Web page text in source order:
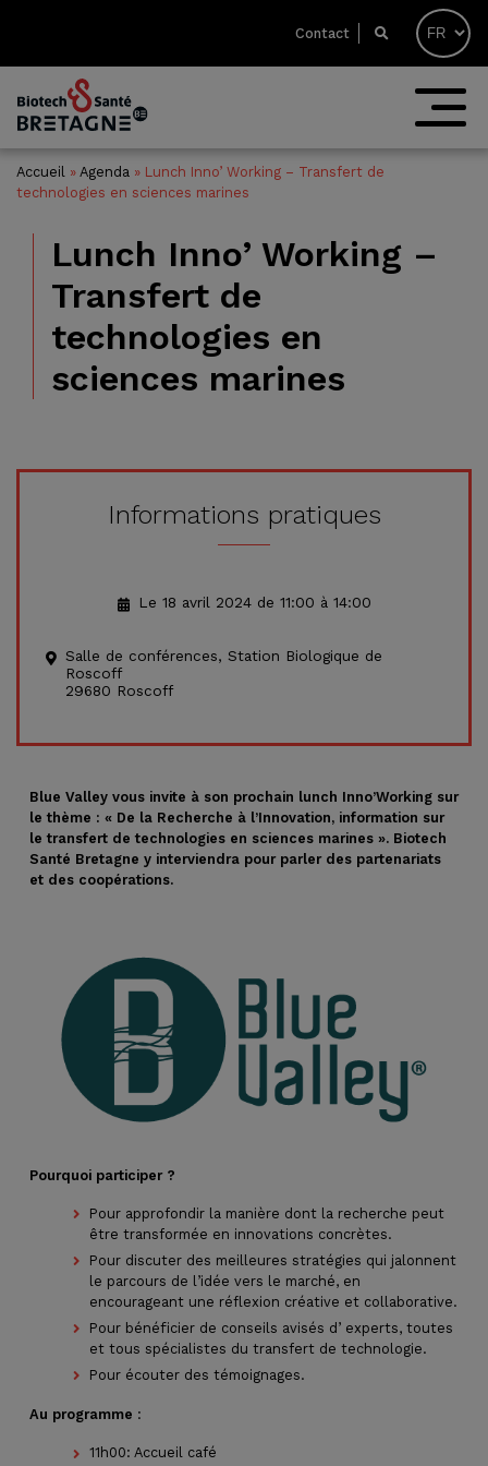
Contact
Accueil » Agenda » Lunch Inno’ Working – Transfert de
technologies en sciences marines
Lunch Inno’ Working –
Transfert de
technologies en
sciences marines
Blue Valley vous invite à son prochain lunch Inno’Working sur
le thème : « De la Recherche à l’Innovation, information sur
le transfert de technologies en sciences marines ». Biotech
Santé Bretagne y interviendra pour parler des partenariats
et des coopérations.
Pourquoi participer ?
Pour approfondir la manière dont la recherche peut
être transformée en innovations concrètes.
Pour discuter des meilleures stratégies qui jalonnent
le parcours de l’idée vers le marché, en
encourageant une réflexion créative et collaborative.
Pour bénéficier de conseils avisés d’ experts, toutes
et tous spécialistes du transfert de technologie.
Pour écouter des témoignages.
Au programme :
11h00: Accueil café
Informations pratiques
Le 18 avril 2024 de 11:00 à 14:00
Salle de conférences, Station Biologique de
Roscoff
29680 Roscoff